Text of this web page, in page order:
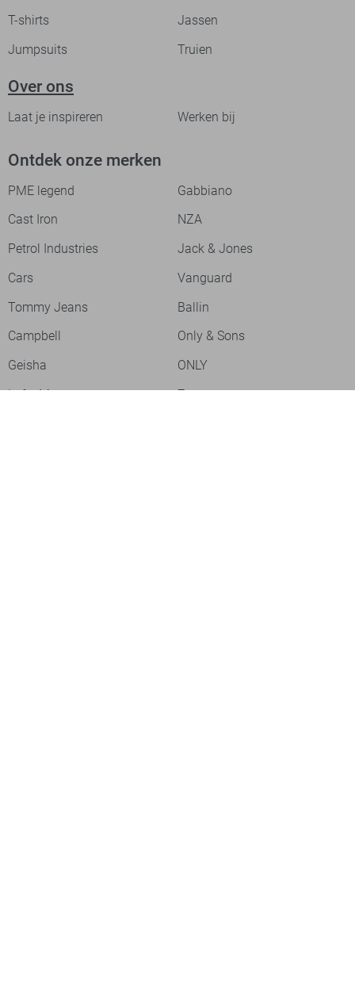
T-shirts
Jassen
Jumpsuits
Truien
Over ons
Laat je inspireren Werken bij
Ontdek onze merken
PME legend
Gabbiano
Cast Iron
NZA
Petrol Industries
Jack & Jones
Cars
Vanguard
Tommy Jeans
Ballin
Campbell
Only & Sons
Geisha
ONLY
Lofty Manner
Zoso